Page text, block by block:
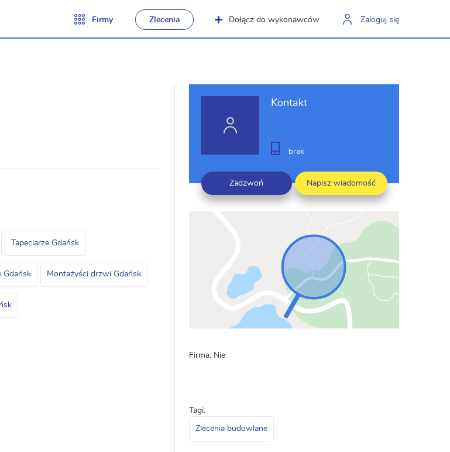
Firmy Zlecenia Dołącz do wykonawców Zaloguj się
Tapeciarze Gdańsk
Gdańsk Montażyści drzwi Gdańsk
Kontakt
brak
Zadzwoń Napisz wiadomość
Firma: Nie
Tagi:
Zlecenia budowlane